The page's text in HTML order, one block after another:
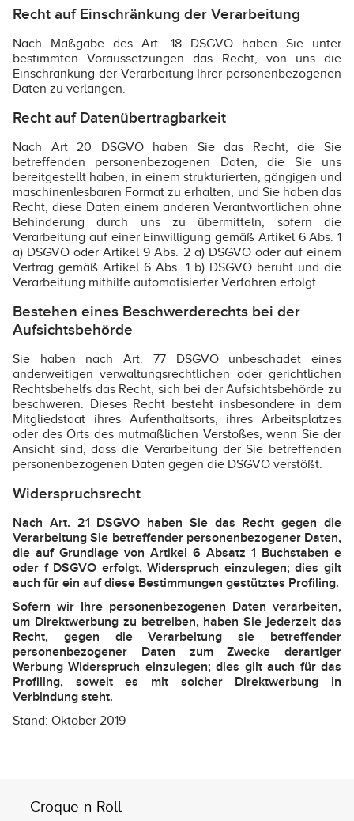
Recht auf Einschränkung der Verarbeitung
Nach Maßgabe des Art. 18 DSGVO haben Sie unter
bestimmten Voraussetzungen das Recht, von uns die
Einschränkung der Verarbeitung Ihrer personenbezogenen
Daten zu verlangen.
Recht auf Datenübertragbarkeit
Nach Art 20 DSGVO haben Sie das Recht, die Sie
betreffenden personenbezogenen Daten, die Sie uns
bereitgestellt haben, in einem strukturierten, gängigen und
maschinenlesbaren Format zu erhalten, und Sie haben das
Recht, diese Daten einem anderen Verantwortlichen ohne
Behinderung durch uns zu übermitteln, sofern die
Verarbeitung auf einer Einwilligung gemäß Artikel 6 Abs. 1
a) DSGVO oder Artikel 9 Abs. 2 a) DSGVO oder auf einem
Vertrag gemäß Artikel 6 Abs. 1 b) DSGVO beruht und die
Verarbeitung mithilfe automatisierter Verfahren erfolgt.
Bestehen eines Beschwerderechts bei der
Aufsichtsbehörde
Sie haben nach Art. 77 DSGVO unbeschadet eines
anderweitigen verwaltungsrechtlichen oder gerichtlichen
Rechtsbehelfs das Recht, sich bei der Aufsichtsbehörde zu
beschweren. Dieses Recht besteht insbesondere in dem
Mitgliedstaat ihres Aufenthaltsorts, ihres Arbeitsplatzes
oder des Orts des mutmaßlichen Verstoßes, wenn Sie der
Ansicht sind, dass die Verarbeitung der Sie betreffenden
personenbezogenen Daten gegen die DSGVO verstößt.
Widerspruchsrecht
Nach Art. 21 DSGVO haben Sie das Recht gegen die
Verarbeitung Sie betreffender personenbezogener Daten,
die auf Grundlage von Artikel 6 Absatz 1 Buchstaben e
oder f DSGVO erfolgt, Widerspruch einzulegen; dies gilt
auch für ein auf diese Bestimmungen gestütztes Profiling.
Sofern wir Ihre personenbezogenen Daten verarbeiten,
um Direktwerbung zu betreiben, haben Sie jederzeit das
Recht, gegen die Verarbeitung sie betreffender
personenbezogener Daten zum Zwecke derartiger
Werbung Widerspruch einzulegen; dies gilt auch für das
Profiling, soweit es mit solcher Direktwerbung in
Verbindung steht.
Stand: Oktober 2019
Croque-n-Roll